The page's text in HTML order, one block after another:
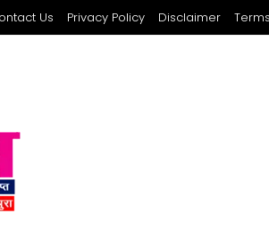
Us Privacy Policy Disclaimer